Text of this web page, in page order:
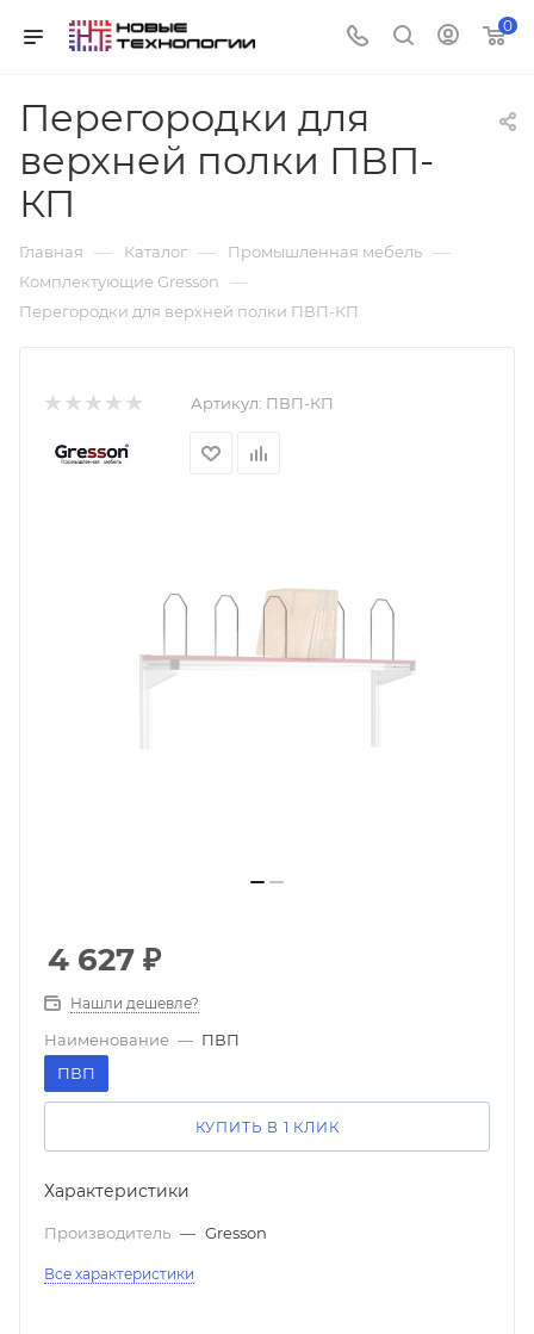
0
Перегородки для
верхней полки ПВП-
КП
Главная — Каталог — Промышленная мебель —
Комплектующие Gresson —
Перегородки для верхней полки ПВП-КП
Артикул: ПВП-КП
4 627 ₽
Нашли дешевле?
Наименование — ПВП
ПВП
КУПИТЬ В 1 КЛИК
Характеристики
Производитель — Gresson
Все характеристики